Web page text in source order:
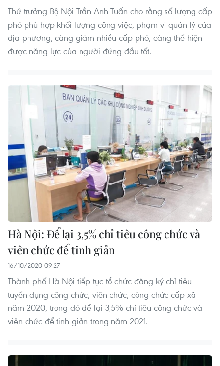
Thứ trưởng Bộ Nội Trần Anh Tuấn cho rằng số lượng cấp
phó phù hợp khối lượng công việc, phạm vi quản lý của
địa phương, càng giảm nhiều cấp phó, càng thể hiện
được năng lực của người đứng đầu tốt.
Hà Nội: Để lại 3,5% chỉ tiêu công chức và
viên chức để tinh giản
16/10/2020 09:27
Thành phố Hà Nội tiếp tục tổ chức đăng ký chỉ tiêu
tuyển dụng công chức, viên chức, công chức cấp xã
năm 2020, trong đó để lại 3,5% chỉ tiêu công chức và
viên chức để tinh giản trong năm 2021.